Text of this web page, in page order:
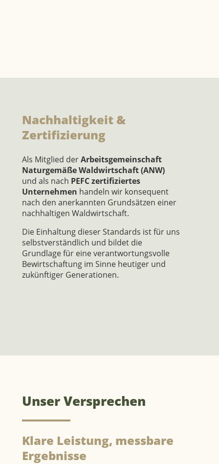
Nachhaltigkeit &
Zertifizierung
Als Mitglied derArbeitsgemeinschaft
Naturgemäße Waldwirtschaft (ANW)
und als nach PEFC zertifiziertes
Unternehmen handeln wir konsequent
nach den anerkannten Grundsätzen einer
nachhaltigen Waldwirtschaft.
Die Einhaltung dieser Standards ist für uns
selbstverständlich und bildet die
Grundlage für eine verantwortungsvolle
Bewirtschaftung im Sinne heutiger und
zukünftiger Generationen.
Unser Versprechen
Klare Leistung, messbare
Ergebnisse